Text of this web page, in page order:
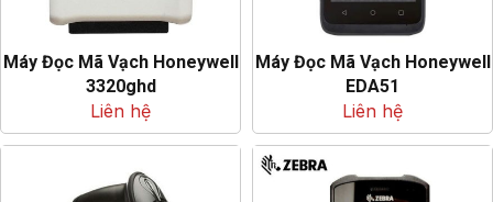
Máy Đọc Mã Vạch Honeywell
3320ghd
Liên hệ
Máy Đọc Mã Vạch Honeywell
EDA51
Liên hệ